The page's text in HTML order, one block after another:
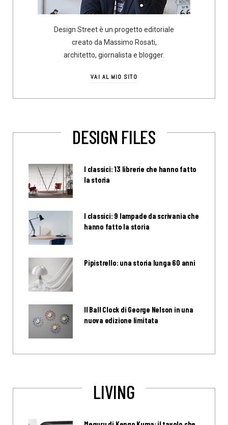
Design Street è un progetto editoriale
creato da Massimo Rosati,
architetto, giornalista e blogger.
VAI AL MIO SITO
DESIGN FILES
I classici: 13 librerie che hanno fatto
la storia
I classici: 9 lampade da scrivania che
hanno fatto la storia
Pipistrello: una storia lunga 60 anni
Il Ball Clock di George Nelson in una
nuova edizione limitata
LIVING